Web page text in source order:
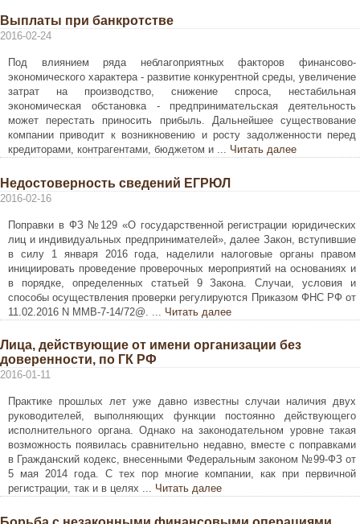
Выплаты при банкротстве
2016-02-24
Под влиянием ряда неблагоприятных факторов финансово-
экономического характера - развитие конкурентной среды, увеличение
затрат на производство, снижение спроса, нестабильная
экономическая обстановка - предпринимательская деятельность
может перестать приносить прибыль. Дальнейшее существование
компании приводит к возникновению и росту задолженности перед
кредиторами, контрагентами, бюджетом и ... Читать далее
Недостоверность сведений ЕГРЮЛ
2016-02-16
Поправки в ФЗ №129 «О государственной регистрации юридических
лиц и индивидуальных предпринимателей», далее Закон, вступившие
в силу 1 января 2016 года, наделили налоговые органы правом
инициировать проведение проверочных мероприятий на основаниях и
в порядке, определенных статьей 9 Закона. Случаи, условия и
способы осуществления проверки регулируются Приказом ФНС РФ от
11.02.2016 N ММВ-7-14/72@. ... Читать далее
Лица, действующие от имени организации без
доверенности, по ГК РФ
2016-01-11
Практике прошлых лет уже давно известны случаи наличия двух
руководителей, выполняющих функции постоянно действующего
исполнительного органа. Однако на законодательном уровне такая
возможность появилась сравнительно недавно, вместе с поправками
в Гражданский кодекс, внесенными Федеральным законом №99-ФЗ от
5 мая 2014 года. С тех пор многие компании, как при первичной
регистрации, так и в целях ... Читать далее